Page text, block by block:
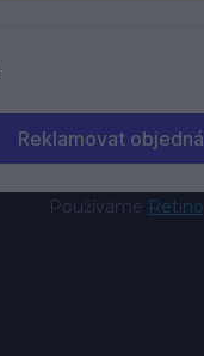
Používáme Retino